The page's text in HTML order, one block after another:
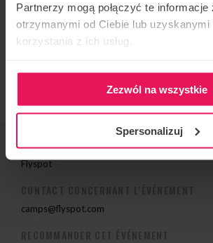
Partnerzy mogą połączyć te
otrzymanymi od Ciebie lub uzyskanymi
korzystania z ich usług.
Zezwól na wszystkie
Spersonalizuj
Camp organisé par l’entraîneur Radek
Flyspot Wrocław. Si vous souhaitez
camps@flyspot.com
ORGANISATEUR DE L'ÉVÉNEMENT
Flyspot
camps@flyspot.com
RECOMMANDER CET ÉVÉNEMENT